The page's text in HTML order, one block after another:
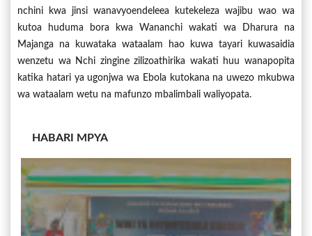
nchini kwa jinsi wanavyoendeleea kutekeleza wajibu wao wa
kutoa huduma bora kwa Wananchi wakati wa Dharura na
Majanga na kuwataka wataalam hao kuwa tayari kuwasaidia
wenzetu wa Nchi zingine zilizoathirika wakati huu wanapopita
katika hatari ya ugonjwa wa Ebola kutokana na uwezo mkubwa
wa wataalam wetu na mafunzo mbalimbali waliyopata.
HABARI MPYA